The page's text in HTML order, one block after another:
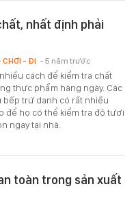
nhất định phải
cách để kiểm tra chất
thực phẩm hàng ngày. Các
bếp trứ danh có rất nhiều
để họ có thể kiểm tra độ tươi
ngay tại nhà.
CHƠI - ĐI - 5 năm trước
toàn trong sản xuất